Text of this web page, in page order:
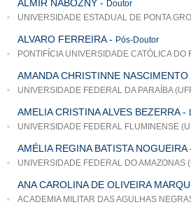
ALMIR NABOZNY - Doutor
UNIVERSIDADE ESTADUAL DE PONTA
ALVARO FERREIRA- Pós-Doutor
PONTIFÍCIA UNIVERSIDADE CATÓLICA
AMANDA CHRISTINNE
UNIVERSIDADE FEDERAL DA PARAÍBA
AMELIA CRISTINA ALVES BEZERRA-
UNIVERSIDADE FEDERAL FLUMINENSE
AMÉLIA REGINA BATISTA NOGUEIRA
UNIVERSIDADE FEDERAL DO AMAZONAS
ANA CAROLINA DE OLIVEIRA
ACADEMIA MILITAR DAS AGULHAS